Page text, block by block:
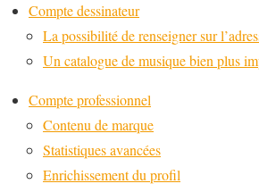
Compte dessinateur
La possibilité de renseigner sur
Un catalogue de musique bien plus
Compte professionnel
Contenu de marque
Statistiques avancées
Enrichissement du profil